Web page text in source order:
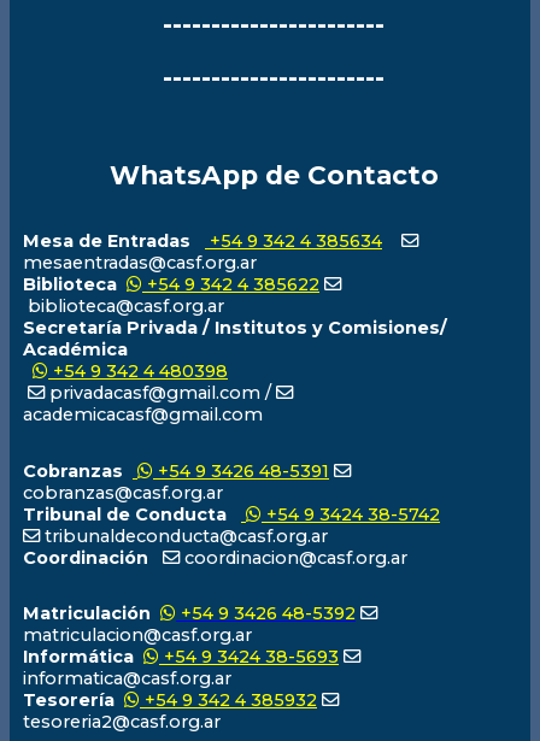
-----------------------
-----------------------
WhatsApp de Contacto
Mesa de Entradas
+54 9 342 4 385634
mesaentradas@casf.org.ar
Biblioteca
+54 9 342 4 385622
biblioteca@casf.org.ar
Secretaría Privada / Institutos y Comisiones/
Académica
+54 9 342 4 480398
privadacasf@gmail.com /
academicacasf@gmail.com
Cobranzas
+54 9 3426 48-5391
cobranzas@casf.org.ar
Tribunal de Conducta
+54 9 3424 38-5742
tribunaldeconducta@casf.org.ar
Coordinación
coordinacion@casf.org.ar
Matriculación
+54 9 3426 48-5392
matriculacion@casf.org.ar
Informática
+54 9 3424 38-5693
informatica@casf.org.ar
Tesorería
+54 9 342 4 385932
tesoreria2@casf.org.ar